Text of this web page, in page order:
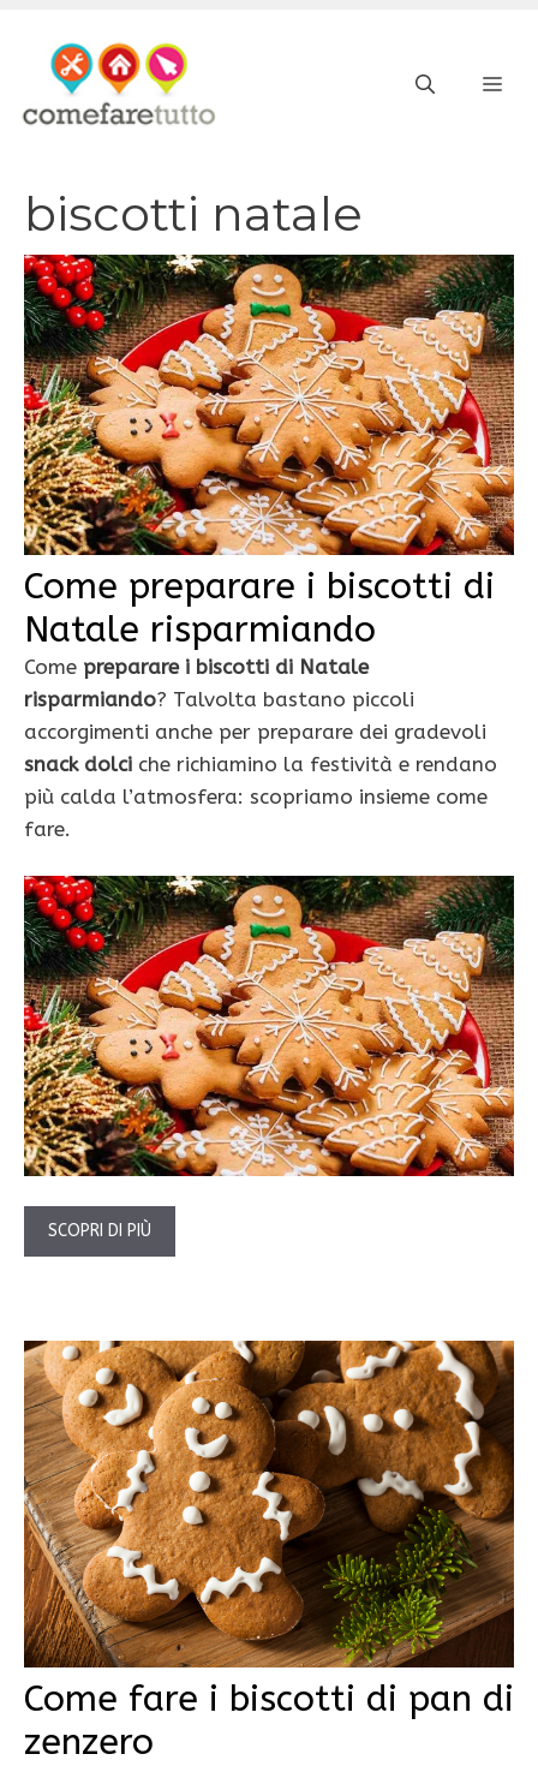
contenuto
biscotti natale
Come preparare i biscotti di
Natale risparmiando
Come preparare i biscotti di Natale
risparmiando? Talvolta bastano piccoli
accorgimenti anche per preparare dei gradevoli
snack dolci che richiamino la festività e rendano
più calda l’atmosfera: scopriamo insieme come
fare.
SCOPRI DI PIÙ
Come fare i biscotti di pan di
zenzero